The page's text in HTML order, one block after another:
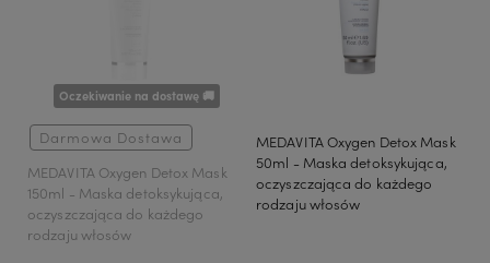
Oczekiwanie na dostawę 🚚
Darmowa Dostawa
MEDAVITA Oxygen Detox Mask
150ml - Maska detoksykująca,
oczyszczająca do każdego
rodzaju włosów
MEDAVITA Oxygen Detox Mask
50ml - Maska detoksykująca,
oczyszczająca do każdego
rodzaju włosów